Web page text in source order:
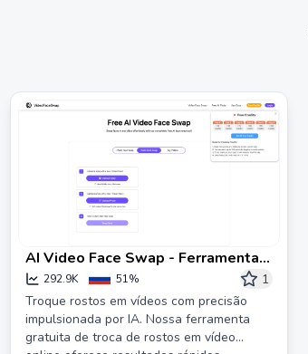
AI Video Face Swap - Ferramenta
de Troca de Rosto Online Gratuita
292.9K 51%
1
Troque rostos em vídeos com precisão
impulsionada por IA. Nossa ferramenta
gratuita de troca de rostos em vídeo